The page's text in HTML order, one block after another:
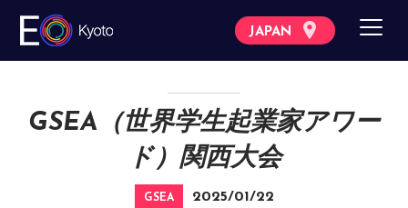
JAPAN
GSEA（世界学生起業家アワー
ド）関西大会
GSEA 2025/01/22